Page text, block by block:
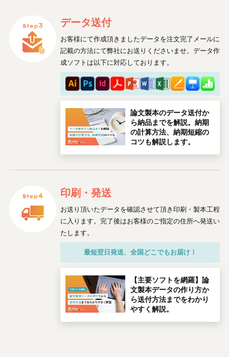
データ送付
お客様にて作成頂きましたデータを注文完了メールに
記載の方法にて弊社にお送りくださいませ。データ作
成ソフトは以下に対応しております。
論文製本のデータ送付か
ら納品までを解説。納期
の計算方法、納期短縮の
コツも解説します。
印刷・発送
お送り頂いたデータを確認させて頂き印刷・製本工程
に入ります。完了後はお客様のご指定の住所へ発送い
たします。
最短翌日発送、全国どこでもお届け！
【主要ソフトを網羅】論
文製本データの作り方か
ら送付方法までをわかり
やすく解説。